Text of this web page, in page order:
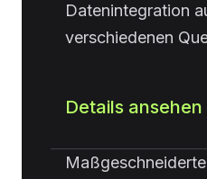
Datenintegration
verschiedenen
Details ansehen